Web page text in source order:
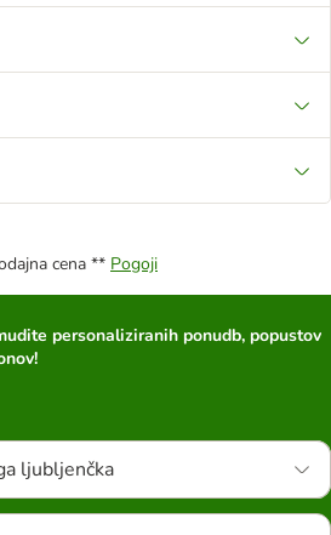
cena ** Pogoji
personaliziranih ponudb, popustov
ljubljenčka